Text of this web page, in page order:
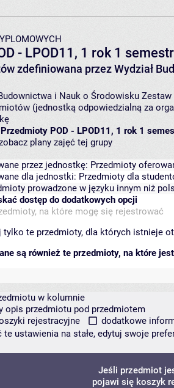
- LPOD11, 1 rok 1 semestr
zdefiniowana przez Wydział
i Nauk o Środowisku Zestaw
(jednostką odpowiedzialną za
Przedmioty POD - LPOD11, 1 rok 1
plany zajęć tej grupy
przez jednostkę: Przedmioty
dla jednostki: Przedmioty dla
prowadzone w języku innym niż
dostęp do dodatkowych opcji
na które mogę się rejestrować
tylko te przedmioty, dla których istnieje
są również te przedmioty, na które
w kolumnie
opis przedmiotu pod przedmiotem
rejestracyjne
dodatkowe
ustawienia na stałe, edytuj swoje
Jeśli przedmiot
pojawi się koszyk